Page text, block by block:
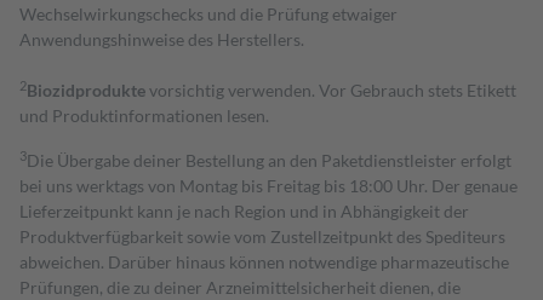
Wechselwirkungschecks und die Prüfung etwaiger
Anwendungshinweise des Herstellers.
2Biozidproduktevorsichtig verwenden. Vor Gebrauch stets Etikett
und Produktinformationen lesen.
3Die Übergabe deiner Bestellung an den Paketdienstleister erfolgt
bei uns werktags von Montag bis Freitag bis 18:00 Uhr. Der genaue
Lieferzeitpunkt kann je nach Region und in Abhängigkeit der
Produktverfügbarkeit sowie vom Zustellzeitpunkt des Spediteurs
abweichen. Darüber hinaus können notwendige pharmazeutische
Prüfungen, die zu deiner Arzneimittelsicherheit dienen, die